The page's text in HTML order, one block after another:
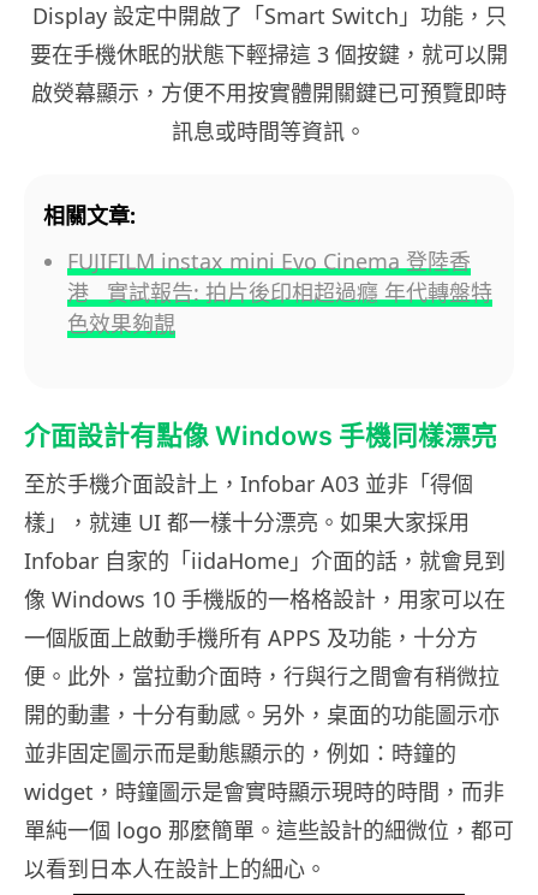
Display 設定中開啟了「Smart Switch」功能，只
要在手機休眠的狀態下輕掃這 3 個按鍵，就可以開
啟熒幕顯示，方便不用按實體開關鍵已可預覽即時
訊息或時間等資訊。
相關文章:
FUJIFILM instax mini Evo Cinema 登陸香
港 實試報告: 拍片後印相超過癮 年代轉盤特
色效果夠靚
介面設計有點像 Windows 手機同樣漂亮
至於手機介面設計上，Infobar A03 並非「得個
樣」，就連 UI 都一樣十分漂亮。如果大家採用
Infobar 自家的「iidaHome」介面的話，就會見到
像 Windows 10 手機版的一格格設計，用家可以在
一個版面上啟動手機所有 APPS 及功能，十分方
便。此外，當拉動介面時，行與行之間會有稍微拉
開的動畫，十分有動感。另外，桌面的功能圖示亦
並非固定圖示而是動態顯示的，例如：時鐘的
widget，時鐘圖示是會實時顯示現時的時間，而非
單純一個 logo 那麼簡單。這些設計的細微位，都可
以看到日本人在設計上的細心。